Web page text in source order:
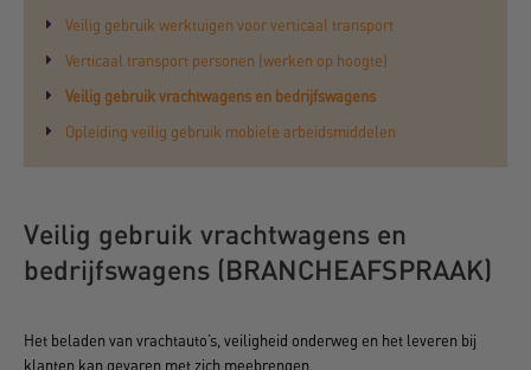
Veilig gebruik werktuigen voor verticaal transport
Verticaal transport personen (werken op hoogte)
Veilig gebruik vrachtwagens en bedrijfswagens
Opleiding veilig gebruik mobiele arbeidsmiddelen
Veilig gebruik vrachtwagens en
bedrijfswagens (BRANCHEAFSPRAAK)
Het beladen van vrachtauto’s, veiligheid onderweg en het leveren bij
klanten kan gevaren met zich meebrengen.